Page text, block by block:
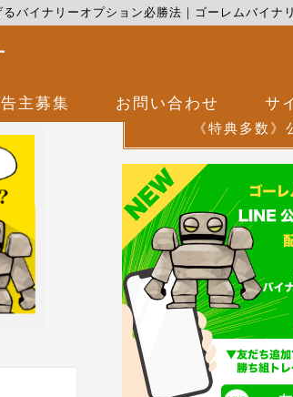
バイナリーオプション必勝法｜ゴーレムバイナ
主募集 お問い合わせ サ
《特典多数》